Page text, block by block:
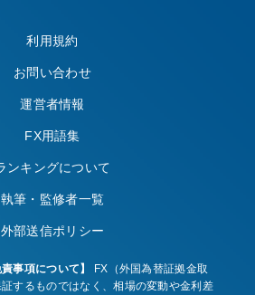
利用規約
お問い合わせ
運営者情報
FX用語集
ンキングについて
執筆・監修者一覧
外部送信ポリシー
事項について】
FX（外国為替証拠金取
するものではなく、相場の変動や金利差